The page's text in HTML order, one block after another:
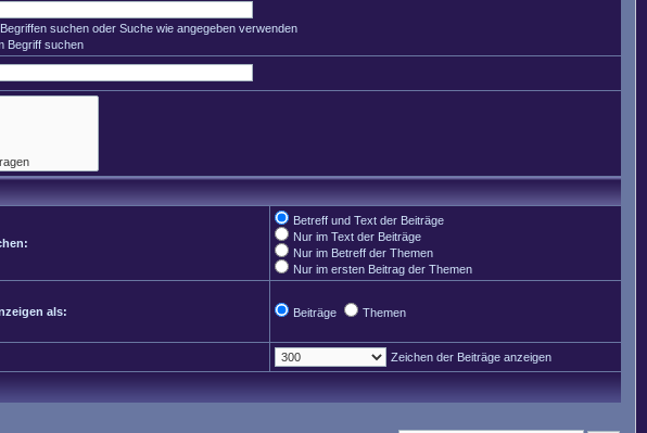
suchen oder Suche wie angegeben verwenden
Begriff suchen
Betreff und Text der Beiträge
Nur im Text der Beiträge
Nur im Betreff der Themen
Nur im ersten Beitrag der Themen
als: Beiträge Themen
Zeichen der Beiträge anzeigen